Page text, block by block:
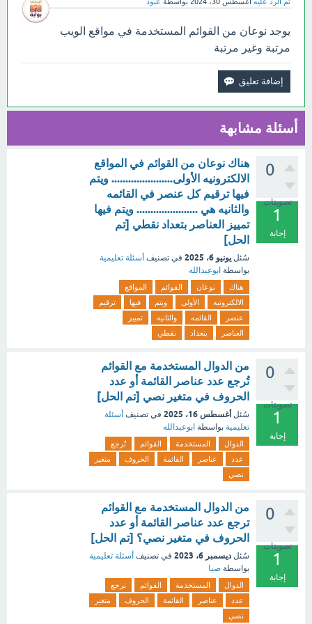
يوجد نوعان من القوائم المستخدمة في مواقع الويب
مرتبة وغير مرتبة
أسئلة مشابهة
0
تصويتات
1
إجابة
هناك نوعان من القوائم في المواقع
الالكترونيه الأولى...................... ويتم
فيها ترقيم كل عنصر في القائمه
والثانيه هي ...................... ويتم فيها
تمييز العناصر بتعداد نقطي [تم
الحل]
سُئل يونيو 6، 2025 في تصنيف أسئلة تعليمية
بواسطة ابوعبدالله
هناك نوعان القوائم
المواقع
الالكترونيه
الأولى ويتم فيها
ترقيم
عنصر
القائمه والثانيه
تمييز
العناصر
بتعداد نقطي
0
تصويتات
1
إجابة
من الدوال المستخدمة مع القوائم
تُرجع عدد عناصر القائمة أو عدد
الحروف في متغير نصي [تم الحل]
سُئل أغسطس 16، 2025 في تصنيف أسئلة
تعليمية بواسطة ابوعبدالله
الدوال المستخدمة القوائم
تُرجع
عدد
عناصر القائمة الحروف
متغير
نصي
0
تصويتات
1
إجابة
من الدوال المستخدمة مع القوائم
ترجع عدد عناصر القائمة أو عدد
الحروف في متغير نصي؟ [تم الحل]
سُئل ديسمبر 6، 2023 في تصنيف أسئلة تعليمية
بواسطة صبا
الدوال المستخدمة القوائم
ترجع
عدد
عناصر القائمة الحروف
متغير
نصي